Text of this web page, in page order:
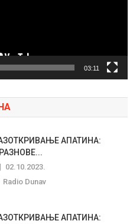
03:11
АПАТИНА:
02.10.2023.
Radio Dunav
АПАТИНА: